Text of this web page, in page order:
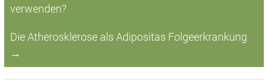
verwenden?
Die Atherosklerose als Adipositas Folgeerkrankung
→